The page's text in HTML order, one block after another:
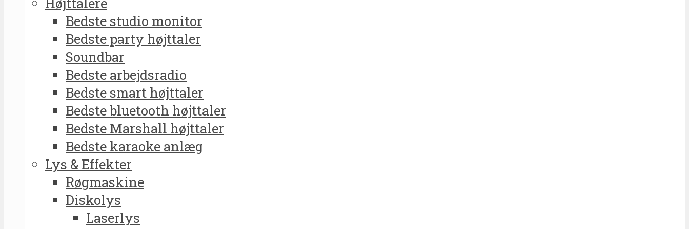
Bedste studio monitor
Bedste party højttaler
Soundbar
Bedste arbejdsradio
Bedste smart højttaler
Bedste bluetooth højttaler
Bedste Marshall højttaler
Bedste karaoke anlæg
Lys & Effekter
Røgmaskine
Diskolys
Laserlys